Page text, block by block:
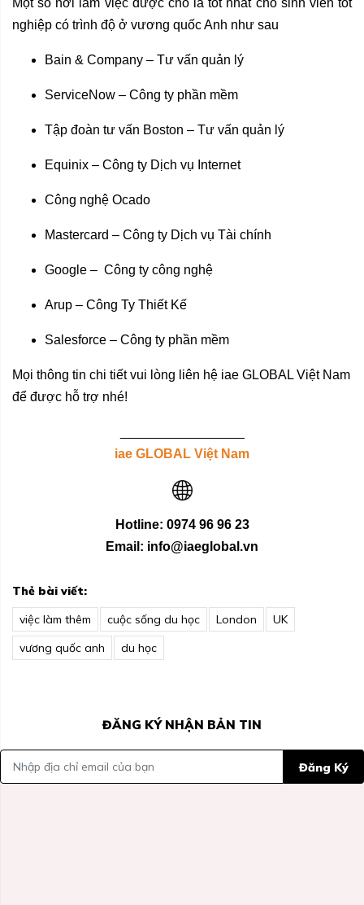
Một số nơi làm việc được cho là tốt nhất cho sinh viên tốt
nghiệp có trình độ ở vương quốc Anh như sau
Bain & Company – Tư vấn quản lý
ServiceNow – Công ty phần mềm
Tập đoàn tư vấn Boston – Tư vấn quản lý
Equinix – Công ty Dịch vụ Internet
Công nghệ Ocado
Mastercard – Công ty Dịch vụ Tài chính
Google – Công ty công nghệ
Arup – Công Ty Thiết Kế
Salesforce – Công ty phần mềm
Mọi thông tin chi tiết vui lòng liên hệ iae GLOBAL Việt Nam
để được hỗ trợ nhé!
iae GLOBAL Việt Nam
Hotline: 0974 96 96 23
Email: info@iaeglobal.vn
Thẻ bài viết:
việc làm thêm
cuộc sống du học London
UK
vương quốc anh
du học
ĐĂNG KÝ NHẬN BẢN TIN
Đăng Ký